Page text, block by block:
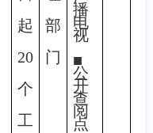
起
20
个
工
部
门
播
电
视
■
公
开
查
阅
点